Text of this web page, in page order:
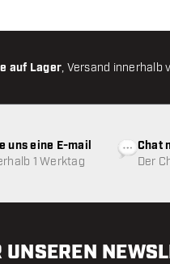
auf Lager, Versand innerhalb
uns eine E-mail
1 Werktag
Chat
Der